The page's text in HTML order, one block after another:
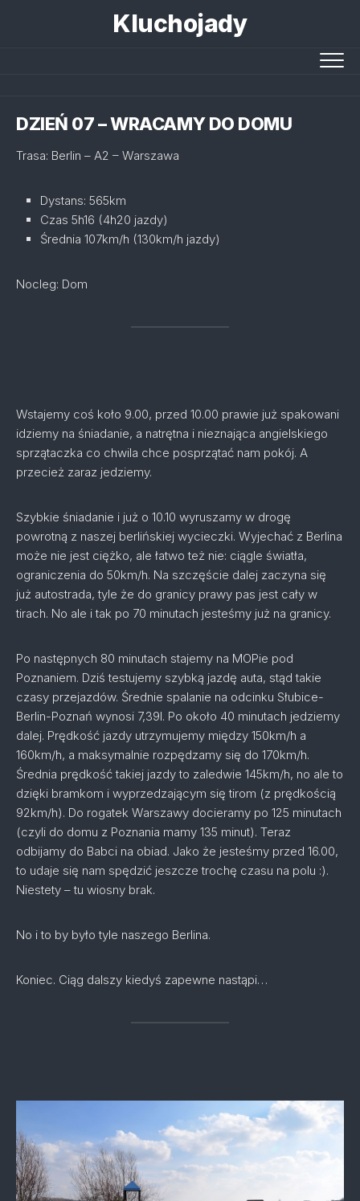
Kluchojady
DZIEŃ 07 – WRACAMY DO DOMU
Trasa: Berlin – A2 – Warszawa
Dystans: 565km
Czas 5h16 (4h20 jazdy)
Średnia 107km/h (130km/h jazdy)
Nocleg: Dom
Wstajemy coś koło 9.00, przed 10.00 prawie już spakowani
idziemy na śniadanie, a natrętna i nieznająca angielskiego
sprzątaczka co chwila chce posprzątać nam pokój. A
przecież zaraz jedziemy.
Szybkie śniadanie i już o 10.10 wyruszamy w drogę
powrotną z naszej berlińskiej wycieczki. Wyjechać z Berlina
może nie jest ciężko, ale łatwo też nie: ciągle światła,
ograniczenia do 50km/h. Na szczęście dalej zaczyna się
już autostrada, tyle że do granicy prawy pas jest cały w
tirach. No ale i tak po 70 minutach jesteśmy już na granicy.
Po następnych 80 minutach stajemy na MOPie pod
Poznaniem. Dziś testujemy szybką jazdę auta, stąd takie
czasy przejazdów. Średnie spalanie na odcinku Słubice-
Berlin-Poznań wynosi 7,39l. Po około 40 minutach jedziemy
dalej. Prędkość jazdy utrzymujemy między 150km/h a
160km/h, a maksymalnie rozpędzamy się do 170km/h.
Średnia prędkość takiej jazdy to zaledwie 145km/h, no ale to
dzięki bramkom i wyprzedzającym się tirom (z prędkością
92km/h). Do rogatek Warszawy docieramy po 125 minutach
(czyli do domu z Poznania mamy 135 minut). Teraz
odbijamy do Babci na obiad. Jako że jesteśmy przed 16.00,
to udaje się nam spędzić jeszcze trochę czasu na polu :).
Niestety – tu wiosny brak.
No i to by było tyle naszego Berlina.
Koniec. Ciąg dalszy kiedyś zapewne nastąpi…